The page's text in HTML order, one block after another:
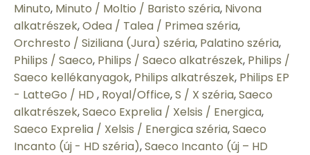
Minuto, Minuto / Moltio / Baristo széria, Nivona
alkatrészek,Odea / Talea / Primea széria,
Orchresto / Siziliana (Jura) széria, Palatino széria,
Philips / Saeco, Philips / Saeco alkatrészek, Philips /
Saeco kellékanyagok, Philips alkatrészek, Philips EP
- LatteGo / HD , Royal/Office,S / X széria,Saeco
alkatrészek,Saeco Exprelia / Xelsis / Energica,
Saeco Exprelia / Xelsis / Energica széria,Saeco
Incanto (új - HD széria),Saeco Incanto (új – HD